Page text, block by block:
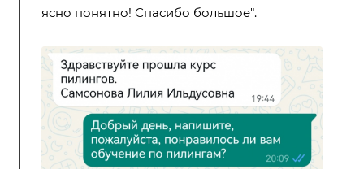
ясно понятно! Спасибо большое".